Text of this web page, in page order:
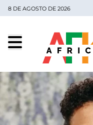
8 DE AGOSTO DE 2026